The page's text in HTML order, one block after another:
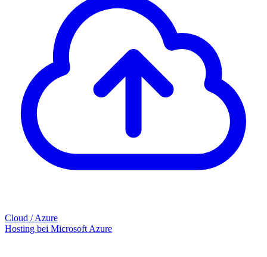
Cloud / Azure
Hosting bei Microsoft Azure